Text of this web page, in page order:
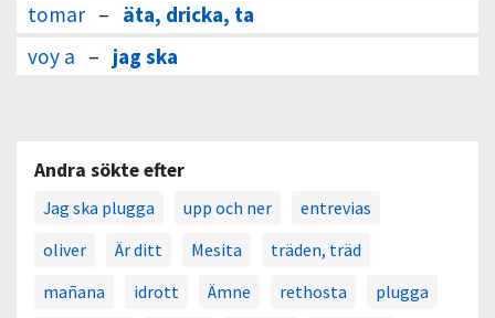
tomar – äta, dricka, ta
voy a – jag ska
Andra sökte efter
Jag ska plugga upp och ner
entrevias
oliver
Är ditt Mesita
träden, träd
mañana
idrott Ämne rethosta
plugga